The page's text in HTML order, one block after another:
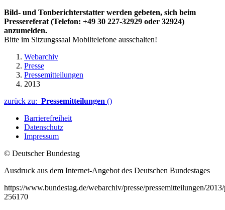
Bild- und Tonberichterstatter werden gebeten, sich beim
Pressereferat (Telefon: +49 30 227-32929 oder 32924)
anzumelden.
Bitte im Sitzungssaal Mobiltelefone ausschalten!
Webarchiv
Presse
Pressemitteilungen
2013
zurück zu: Pressemitteilungen ()
Barrierefreiheit
Datenschutz
Impressum
© Deutscher Bundestag
Ausdruck aus dem Internet-Angebot des Deutschen Bundestages
https://www.bundestag.de/webarchiv/presse/pressemitteilungen/
256170